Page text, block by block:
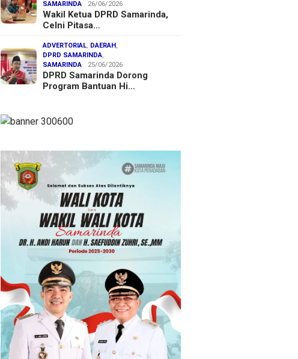
SAMARINDA
26/06/2026
Wakil Ketua DPRD Samarinda,
Celni Pitasa…
ADVERTORIAL, DAERAH ,
DPRD SAMARINDA,
SAMARINDA
25/06/2026
DPRD Samarinda Dorong
Program Bantuan Hi…